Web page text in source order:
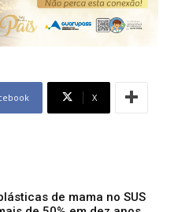
X
de mama no SUS